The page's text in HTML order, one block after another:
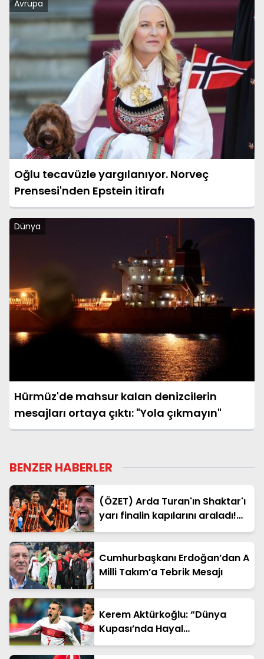
Avrupa
Oğlu tecavüzle yargılanıyor. Norveç
Prensesi'nden Epstein itirafı
Dünya
Hürmüz'de mahsur kalan denizcilerin
mesajları ortaya çıktı: "Yola çıkmayın"
BENZER HABERLER
(ÖZET) Arda Turan'ın Shaktar'ı
yarı finalin kapılarını araladı!
Shaktar Donetsk - AZ Alkmaar
Konferans Ligi)
Cumhurbaşkanı Erdoğan’dan A
Milli Takım’a Tebrik Mesajı
Kerem Aktürkoğlu: “Dünya
Kupası’nda Hayal
Kurduracağız”